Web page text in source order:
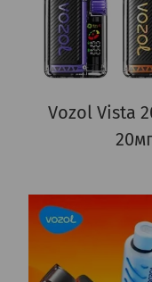
Vozol Vista